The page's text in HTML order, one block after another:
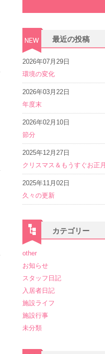
最近の投稿
2026年07月29日
環境の変化
2026年03月22日
年度末
2026年02月10日
節分
2025年12月27日
クリスマス＆もうすぐお正月
2025年11月02日
久々の更新
カテゴリー
other
お知らせ
スタッフ日記
入居者日記
施設ライフ
施設行事
未分類